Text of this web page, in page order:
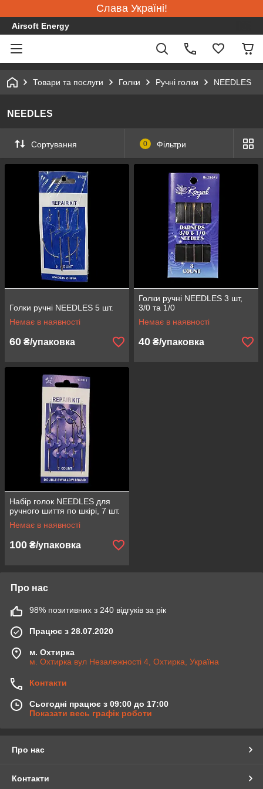
Слава Україні!
Airsoft Energy
Товари та послуги Голки Ручні голки NEEDLES
NEEDLES
Сортування 0 Фільтри
Голки ручні NEEDLES 5 шт.
Немає в наявності
60 ₴/упаковка
Голки ручні NEEDLES 3 шт,
3/0 та 1/0
Немає в наявності
40 ₴/упаковка
Набір голок NEEDLES для
ручного шиття по шкірі, 7 шт.
Немає в наявності
100 ₴/упаковка
Про нас
98% позитивних з 240 відгуків за рік
Працює з 28.07.2020
м. Охтирка
м. Охтирка вул Незалежності 4, Охтирка, Україна
Контакти
Сьогодні працює з 09:00 до 17:00
Показати весь графік роботи
Про нас
Контакти